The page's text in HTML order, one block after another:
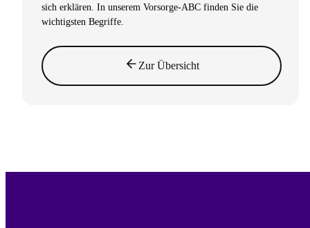
sich erklären. In unserem Vorsorge-ABC finden Sie die
wichtigsten Begriffe.
Zur Übersicht